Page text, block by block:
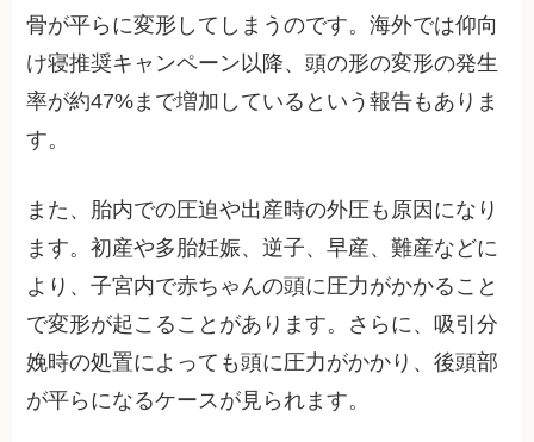
骨が平らに変形してしまうのです。海外では仰向
け寝推奨キャンペーン以降、頭の形の変形の発生
率が約47%まで増加しているという報告もありま
す。
また、胎内での圧迫や出産時の外圧も原因になり
ます。初産や多胎妊娠、逆子、早産、難産などに
より、子宮内で赤ちゃんの頭に圧力がかかること
で変形が起こることがあります。さらに、吸引分
娩時の処置によっても頭に圧力がかかり、後頭部
が平らになるケースが見られます。